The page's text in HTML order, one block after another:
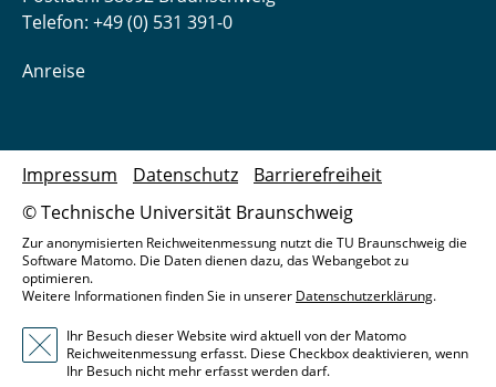
Telefon: +49 (0) 531 391-0
Anreise
© Technische Universität Braunschweig
Impressum Datenschutz Barrierefreiheit
Zur anonymisierten Reichweitenmessung nutzt die TU Braunschweig die
Software Matomo. Die Daten dienen dazu, das Webangebot zu
optimieren.
Weitere Informationen finden Sie in unserer Datenschutzerklärung.
Ihr Besuch dieser Website wird aktuell von der Matomo
Reichweitenmessung erfasst. Diese Checkbox deaktivieren, wenn
Ihr Besuch nicht mehr erfasst werden darf.